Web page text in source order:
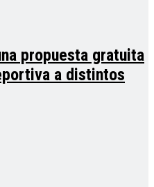
propuesta gratuita
a distintos